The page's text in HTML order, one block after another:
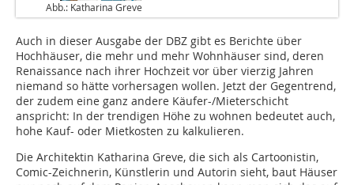
Abb.: Katharina Greve
Auch in dieser Ausgabe der DBZ gibt es Berichte über
Hochhäuser, die mehr und mehr Wohnhäuser sind, deren
Renaissance nach ihrer Hochzeit vor über vierzig Jahren
niemand so hätte vorhersagen wollen. Jetzt der Gegentrend,
der zudem eine ganz andere Käufer-/Mieterschicht
anspricht: In der trendigen Höhe zu wohnen bedeutet auch,
hohe Kauf- oder Mietkosten zu kalkulieren.
Die Architektin Katharina Greve, die sich als Cartoonistin,
Comic-Zeichnerin, Künstlerin und Autorin sieht, baut Häuser